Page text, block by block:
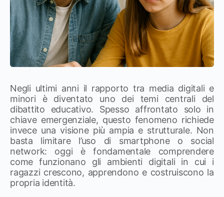
Negli ultimi anni il rapporto tra media digitali e
minori è diventato uno dei temi centrali del
dibattito educativo. Spesso affrontato solo in
chiave emergenziale, questo fenomeno richiede
invece una visione più ampia e strutturale. Non
basta limitare l’uso di smartphone o social
network: oggi è fondamentale comprendere
come funzionano gli ambienti digitali in cui i
ragazzi crescono, apprendono e costruiscono la
propria identità.